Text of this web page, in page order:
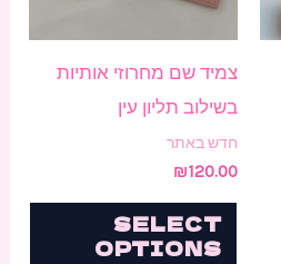
צמיד שם מחרוזי אותיות
בשילוב תליון עין
חדש באתר
₪120.00
SELECT
OPTIONS